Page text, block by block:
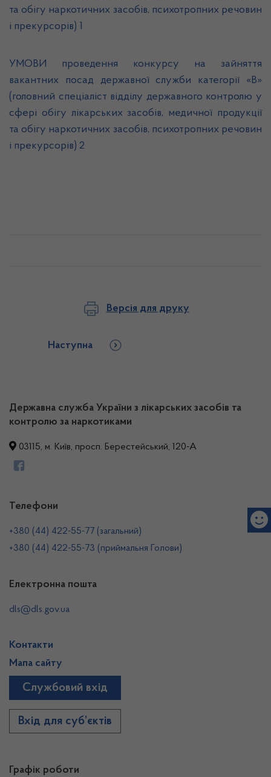
та обігу наркотичних засобів, психотропних речовин
і прекурсорів) 1
УМОВИ проведення конкурсу на зайняття
вакантних посад державної служби категорії «В»
(головний спеціаліст відділу державного контролю у
сфері обігу лікарських засобів, медичної продукції
та обігу наркотичних засобів, психотропних речовин
і прекурсорів) 2
Версія для друку
Наступна
Державна служба України з лікарських засобів та
контролю за наркотиками
03115, м. Київ, просп. Берестейський, 120-А
Графік роботи
Телефони
+380 (44) 422-55-77 (загальний)
+380 (44) 422-55-73 (приймальня Голови)
Електронна пошта
dls@dls.gov.ua
Контакти
Мапа сайту
Службовий вхід
Вхід для суб’єктів